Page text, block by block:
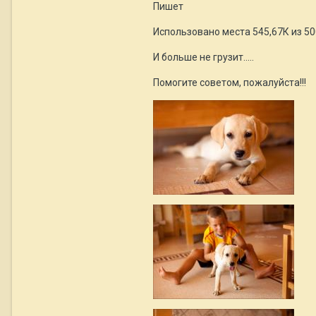
Пишет
Использовано места 545,67К из
И больше не грузит.....
Помогите советом, пожалуйста!!!